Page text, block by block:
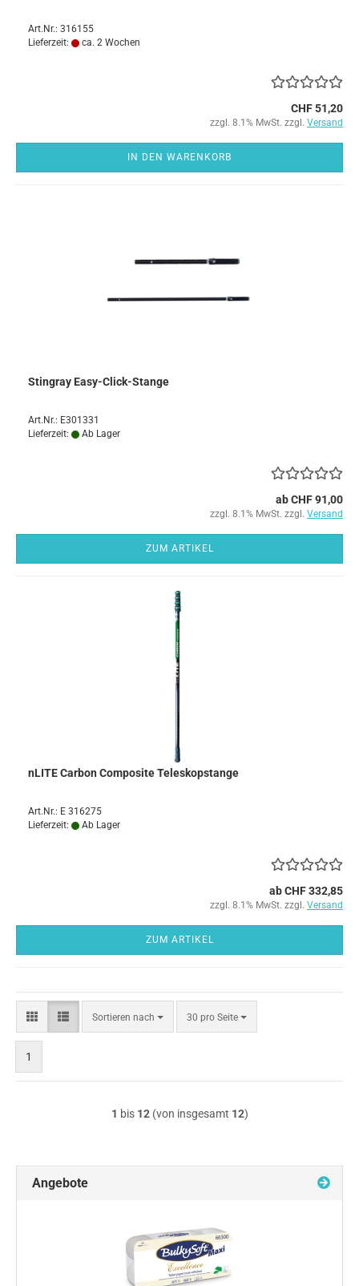
Art.Nr.: 316155
Lieferzeit:
ca. 2 Wochen
CHF 51,20
zzgl. 8.1% MwSt. zzgl. Versand
IN DEN WARENKORB
Stingray Easy-Click-Stange
Art.Nr.: E301331
Lieferzeit:
Ab Lager
ab CHF 91,00
zzgl. 8.1% MwSt. zzgl. Versand
ZUM ARTIKEL
nLITE Carbon Composite Teleskopstange
Art.Nr.: E 316275
Lieferzeit:
Ab Lager
ab CHF 332,85
zzgl. 8.1% MwSt. zzgl. Versand
ZUM ARTIKEL
Sortieren nach
Sortieren
nach
30 pro Seite
pro Seite
1
1 bis 12(von insgesamt 12)
Angebote